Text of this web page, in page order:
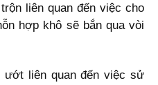
liên quan đến việc cho
hợp khô sẽ bắn qua vòi
ướt liên quan đến việc sử